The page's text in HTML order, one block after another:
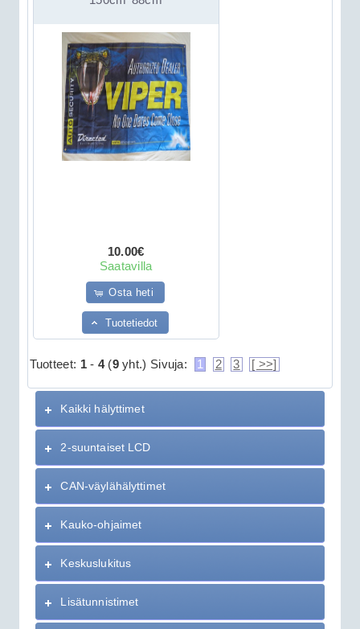
10.00€
Saatavilla
Osta heti
Tuotetiedot
Tuotteet: 1- 4(9yht.) Sivuja: 1 2 3 [ >>]
Kaikki hälyttimet
2-suuntaiset LCD
CAN-väylähälyttimet
Kauko-ohjaimet
Keskuslukitus
Lisätunnistimet